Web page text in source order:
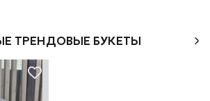
ТРЕНДОВЫЕ БУКЕТЫ